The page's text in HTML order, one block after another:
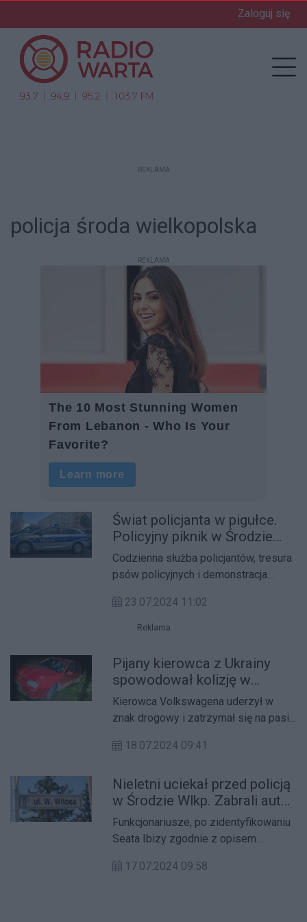
Zaloguj się
REKLAMA
policja środa wielkopolska
REKLAMA
Świat policjanta w pigułce.
Policyjny piknik w Środzie
Wielkopolskiej
Codzienna służba policjantów, tresura
psów policyjnych i demonstracja
policja zaprasza na piknik.
23.07.2024 11:02
Reklama
Pijany kierowca z Ukrainy
spowodował kolizję w
Połażejewie
Kierowca Volkswagena uderzył w
znak drogowy i zatrzymał się na pasie
18.07.2024 09:41
Nieletni uciekał przed policją
w Środzie Wlkp. Zabrali auto
babci na przejażdżkę
Funkcjonariusze, po zidentyfikowaniu
Seata Ibizy zgodnie z opisem
zatrzymania pojazdu.
17.07.2024 09:58